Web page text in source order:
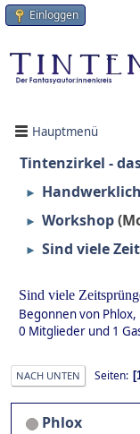
Einloggen
Hauptmenü
Tintenzirkel -
►
► Workshop
► Sind viele
Sind viele
Begonnen von
0 Mitglieder und 1
NACH UNTEN Seiten
Phlox